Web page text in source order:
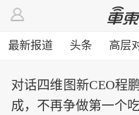
最新报道 头条 高层
对话四维图新CEO程
成，不再争做第一个